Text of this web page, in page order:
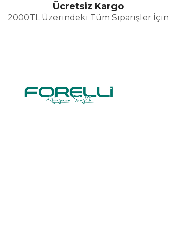
Ücretsiz Kargo
2000TL Üzerindeki Tüm Siparişler İçin